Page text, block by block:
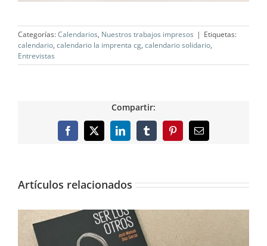
Categorías:Calendarios, Nuestros trabajos impresos | Etiquetas:
calendario, calendario la imprenta cg, calendario solidario,
Entrevistas
Compartir:
Facebook
X LinkedInTumblrPinterestCorreo
electrónico
Artículos relacionados